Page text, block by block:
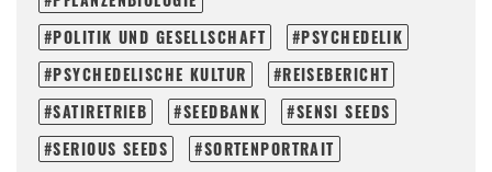
POLITIK UND GESELLSCHAFT
PSYCHEDELIK
PSYCHEDELISCHE KULTUR
REISEBERICHT
SATIRETRIEB
SEEDBANK
SENSI SEEDS
SERIOUS SEEDS
SORTENPORTRAIT